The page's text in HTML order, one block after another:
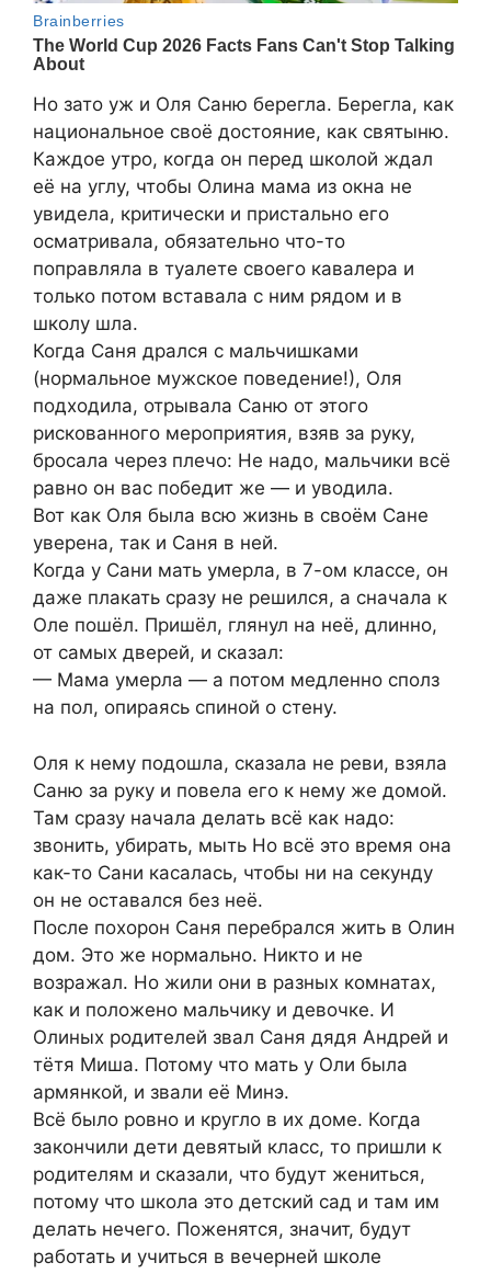
Но зато уж и Оля Саню берегла. Берегла, как
национальное своё достояние, как святыню.
Каждое утро, когда он перед школой ждал
её на углу, чтобы Олина мама из окна не
увидела, критически и пристально его
осматривала, обязательно что-то
поправляла в туалете своего кавалера и
только потом вставала с ним рядом и в
школу шла.
Когда Саня дрался с мальчишками
(нормальное мужское поведение!), Оля
подходила, отрывала Саню от этого
рискованного мероприятия, взяв за руку,
бросала через плечо: Не надо, мальчики всё
равно он вас победит же — и уводила.
Вот как Оля была всю жизнь в своём Сане
уверена, так и Саня в ней.
Когда у Сани мать умерла, в 7-ом классе, он
даже плакать сразу не решился, а сначала к
Оле пошёл. Пришёл, глянул на неё, длинно,
от самых дверей, и сказал:
— Мама умерла — а потом медленно сполз
на пол, опираясь спиной о стену.
Оля к нему подошла, сказала не реви, взяла
Саню за руку и повела его к нему же домой.
Там сразу начала делать всё как надо:
звонить, убирать, мыть Но всё это время она
как-то Сани касалась, чтобы ни на секунду
он не оставался без неё.
После похорон Саня перебрался жить в Олин
дом. Это же нормально. Никто и не
возражал. Но жили они в разных комнатах,
как и положено мальчику и девочке. И
Олиных родителей звал Саня дядя Андрей и
тётя Миша. Потому что мать у Оли была
армянкой, и звали её Минэ.
Всё было ровно и кругло в их доме. Когда
закончили дети девятый класс, то пришли к
родителям и сказали, что будут жениться,
потому что школа это детский сад и там им
делать нечего. Поженятся, значит, будут
работать и учиться в вечерней школе